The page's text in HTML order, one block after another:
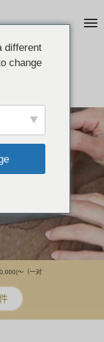
(〜（一对
different
change